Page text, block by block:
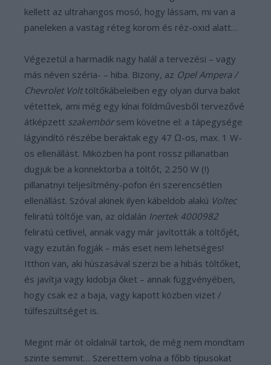
kellett az ultrahangos mosó, hogy lássam, mi van a
paneleken a vastag réteg korom és réz-oxid alatt…
Végezetül a harmadik nagy halál a tervezési – vagy
más néven széria- ­– hiba. Bizony, az Opel Ampera /
Chevrolet Volttöltőkábeleiben egy olyan durva bakit
vétettek, ami még egy kínai földművesből tervezővé
átképzett szakembörsem követne el: a tápegysége
lágyindító részébe beraktak egy 47 Ω-os, max. 1 W-
os ellenállást. Miközben ha pont rossz pillanatban
dugjuk be a konnektorba a töltőt, 2.250 W (!)
pillanatnyi teljesítmény-pofon éri szerencsétlen
ellenállást. Szóval akinek ilyen kábeldob alakú Voltec
feliratú töltője van, az oldalán Inertek 4000982
feliratú cetlivel, annak vagy már javították a töltőjét,
vagy ezután fogják – más eset nem lehetséges!
Itthon van, aki húszasával szerzi be a hibás töltőket,
és javítja vagy kidobja őket – annak függvényében,
hogy csak ez a baja, vagy kapott közben vizet /
túlfeszültséget is.
Megint már öt oldalnál tartok, de még nem mondtam
szinte semmit… Szerettem volna a főbb típusokat